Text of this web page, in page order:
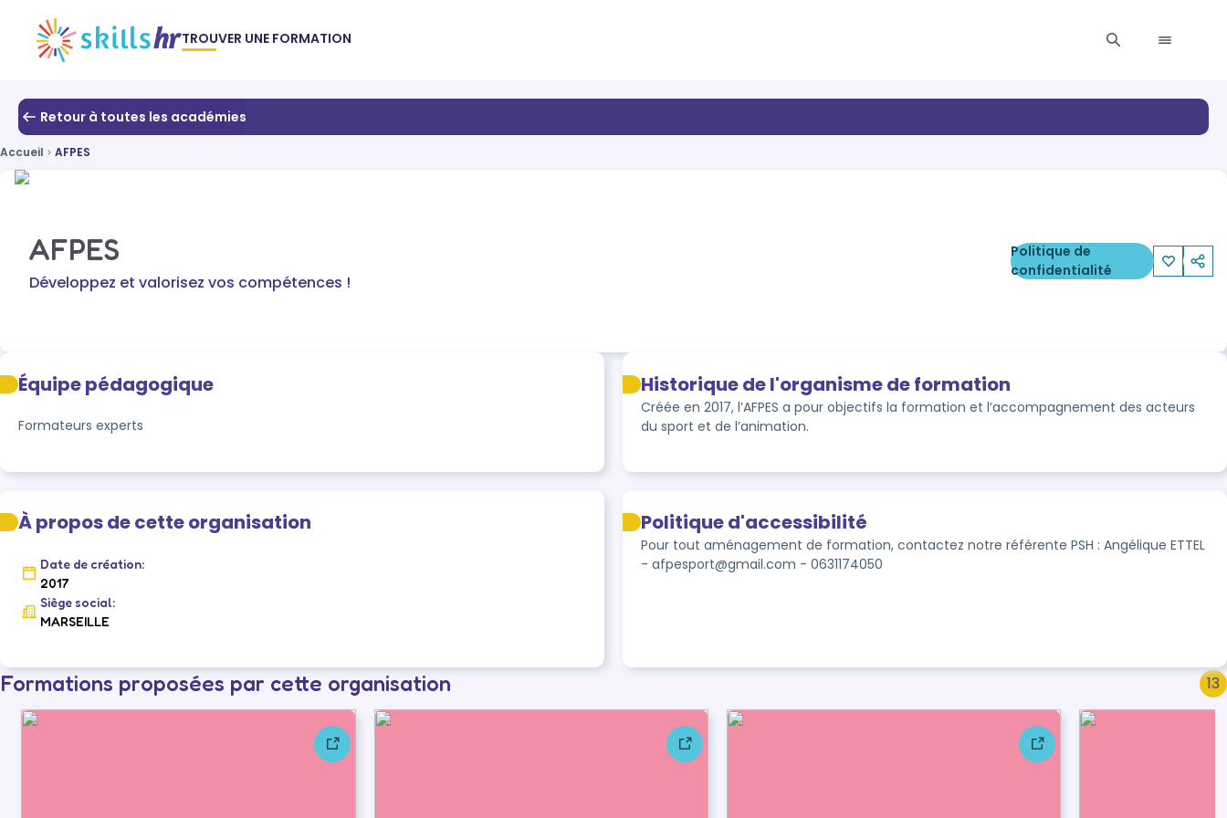
TROUVER UNE FORMATION
Retour à toutes les académies
Accueil AFPES
AFPES
Développez et valorisez vos compétences !
Politique de
confidentialité
Équipe pédagogique
Formateurs experts
Historique de l'organisme de formation
Créée en 2017, l’AFPES a pour objectifs la formation et l’accompagnement des acteurs
du sport et de l’animation.
À propos de cette organisation
Date de création:
2017
Siège social:
MARSEILLE
Politique d'accessibilité
Pour tout aménagement de formation, contactez notre référente PSH : Angélique ETTEL
- afpesport@gmail.com - 0631174050
Formations proposées par cette organisation 13